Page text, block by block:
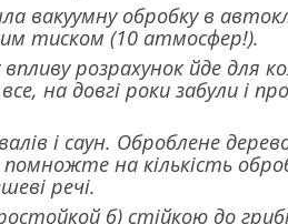
обробку в
тиском (10 атмосфер!).
розрахунок йде для
на довгі роки забули і
і саун. Оброблене
на кількість
речі.
б) стійкою до